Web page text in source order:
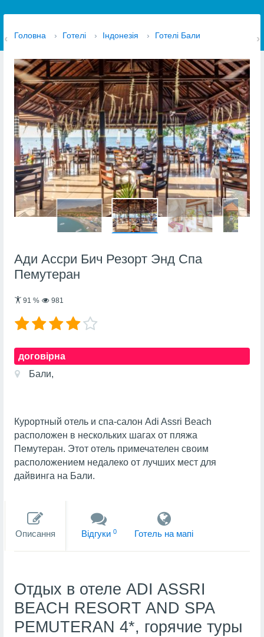
Головна › Готелі › Індонезія › Готелі Бали
Ади Ассри Бич Резорт Энд Спа
Пемутеран
91 % 981
договірна
Бали,
Курортный отель и спа-салон Adi Assri Beach
расположен в нескольких шагах от пляжа
Пемутеран. Этот отель примечателен своим
расположением недалеко от лучших мест для
дайвинга на Бали.
Описання Вiдгуки 0 Готель на мапi
Отдых в отеле ADI ASSRI
BEACH RESORT AND SPA
PEMUTERAN 4*, горячие туры